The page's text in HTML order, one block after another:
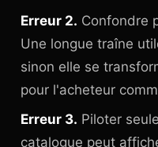
Erreur 2. Confondre
Une longue traîne
sinon elle se
pour l'acheteur
Erreur 3. Piloter
catalogue peut